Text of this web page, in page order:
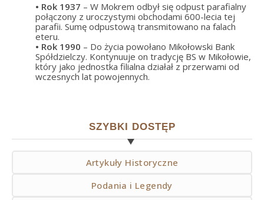
• Rok 1937 – W Mokrem odbył się odpust parafialny
połączony z uroczystymi obchodami 600-lecia tej
parafii. Sumę odpustową transmitowano na falach
eteru.
• Rok 1990 – Do życia powołano Mikołowski Bank
Spółdzielczy. Kontynuuje on tradycję BS w Mikołowie,
który jako jednostka filialna działał z przerwami od
wczesnych lat powojennych.
SZYBKI DOSTĘP
Artykuły Historyczne
Podania i Legendy